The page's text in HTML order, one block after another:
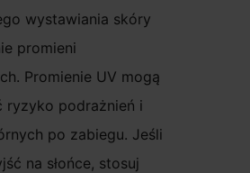
wystawiania skóry
promieni
Promienie UV mogą
ryzyko podrażnień i
po zabiegu. Jeśli
na słońce, stosuj